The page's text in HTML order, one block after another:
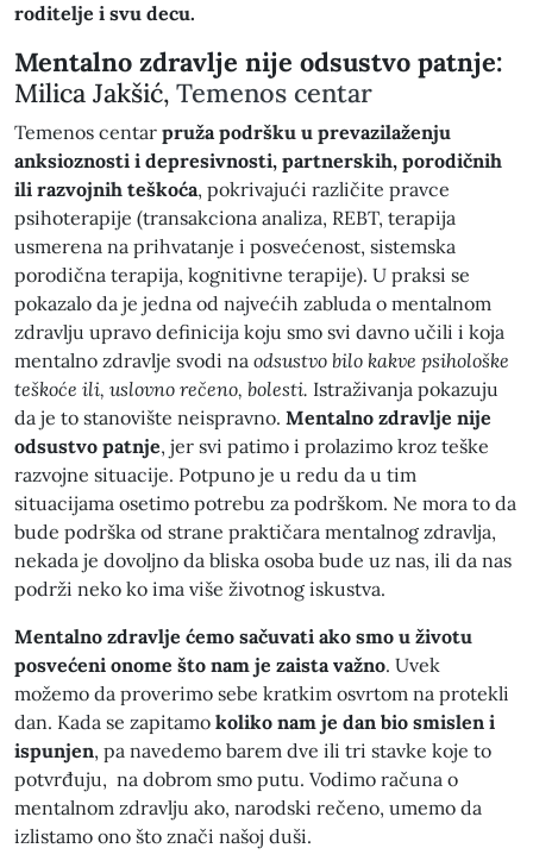
roditelje i svu decu.
Mentalno zdravlje nije odsustvo patnje:
Milica Jakšić, Temenos centar
Temenos centar pruža podršku u prevazilaženju
anksioznosti i depresivnosti, partnerskih, porodičnih
ili razvojnih teškoća, pokrivajući različite pravce
psihoterapije (transakciona analiza, REBT, terapija
usmerena na prihvatanje i posvećenost, sistemska
porodična terapija, kognitivne terapije). U praksi se
pokazalo da je jedna od najvećih zabluda o mentalnom
zdravlju upravo definicija koju smo svi davno učili i koja
mentalno zdravlje svodi na odsustvo bilo kakve psihološke
teškoće ili, uslovno rečeno, bolesti. Istraživanja pokazuju
da je to stanovište neispravno. Mentalno zdravlje nije
odsustvo patnje, jer svi patimo i prolazimo kroz teške
razvojne situacije. Potpuno je u redu da u tim
situacijama osetimo potrebu za podrškom. Ne mora to da
bude podrška od strane praktičara mentalnog zdravlja,
nekada je dovoljno da bliska osoba bude uz nas, ili da nas
podrži neko ko ima više životnog iskustva.
Mentalno zdravlje ćemo sačuvati ako smo u životu
posvećeni onome što nam je zaista važno. Uvek
možemo da proverimo sebe kratkim osvrtom na protekli
dan. Kada se zapitamo koliko nam je dan bio smislen i
ispunjen, pa navedemo barem dve ili tri stavke koje to
potvrđuju, na dobrom smo putu. Vodimo računa o
mentalnom zdravlju ako, narodski rečeno, umemo da
izlistamo ono što znači našoj duši.